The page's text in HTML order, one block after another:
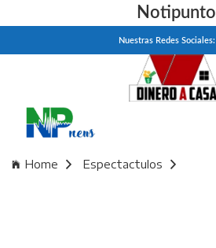
Notipunto
Nuestras Redes Sociales:
Home
Espectactulos